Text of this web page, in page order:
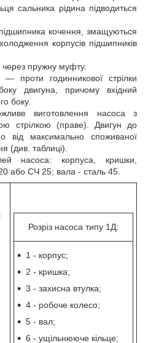
сальника рідина підводиться
кочення, змащуються
корпусів підшипників
пружну муфту.
проти годинникової стрілки
двигуна, причому вхідний
боку.
виготовлення насоса з
стрілкою (праве). Двигун до
від максимально споживаної
(див. таблиці).
насоса: корпуса, кришки,
або СЧ 25; вала - сталь 45.
Розріз насоса типу 1Д:
1 - корпус;
2 - кришка;
3 - захисна втулка;
4 - робоче колесо;
5 - вал;
6 - ущільнююче кільце;